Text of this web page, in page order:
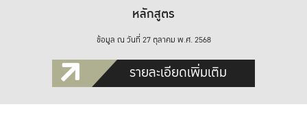
หลักสูตร
ข้อมูล ณ วันที่ 27 ตุลาคม พ.ศ. 2568
รายละเอียดเพิ่มเติม